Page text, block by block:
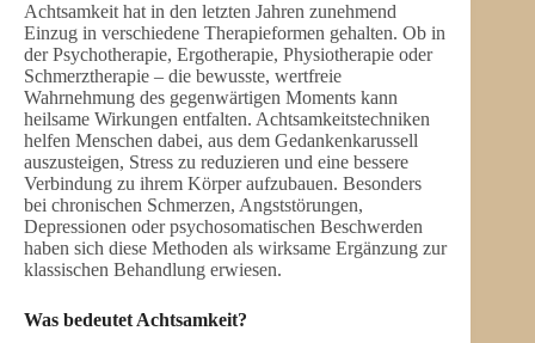
Achtsamkeit hat in den letzten Jahren zunehmend
Einzug in verschiedene Therapieformen gehalten. Ob in
der Psychotherapie, Ergotherapie, Physiotherapie oder
Schmerztherapie – die bewusste, wertfreie
Wahrnehmung des gegenwärtigen Moments kann
heilsame Wirkungen entfalten. Achtsamkeitstechniken
helfen Menschen dabei, aus dem Gedankenkarussell
auszusteigen, Stress zu reduzieren und eine bessere
Verbindung zu ihrem Körper aufzubauen. Besonders
bei chronischen Schmerzen, Angststörungen,
Depressionen oder psychosomatischen Beschwerden
haben sich diese Methoden als wirksame Ergänzung zur
klassischen Behandlung erwiesen.
Was bedeutet Achtsamkeit?